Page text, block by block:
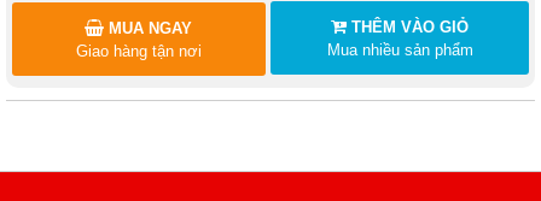
THÊM VÀO GIỎ
Mua nhiều sản phẩm
MUA NGAY
Giao hàng tận nơi